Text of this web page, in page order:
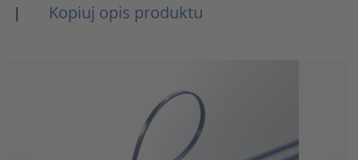
|
Kopiuj opis produktu